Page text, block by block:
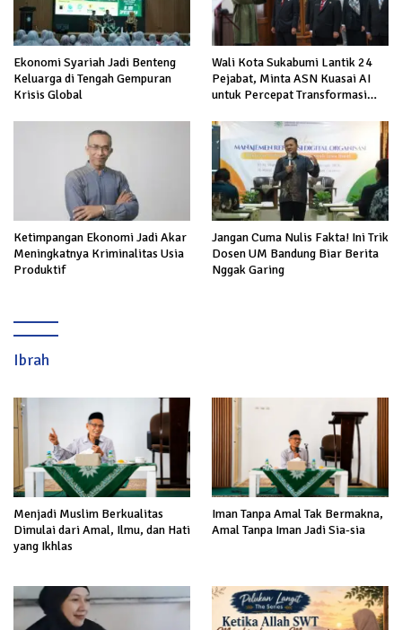
Ekonomi Syariah Jadi Benteng
Keluarga di Tengah Gempuran
Krisis Global
Wali Kota Sukabumi Lantik 24
Pejabat, Minta ASN Kuasai AI
untuk Percepat Transformasi
Ketimpangan Ekonomi Jadi Akar
Meningkatnya Kriminalitas Usia
Produktif
Jangan Cuma Nulis Fakta! Ini Trik
Dosen UM Bandung Biar Berita
Nggak Garing
Ibrah
Menjadi Muslim Berkualitas
Dimulai dari Amal, Ilmu, dan Hati
yang Ikhlas
Iman Tanpa Amal Tak Bermakna,
Amal Tanpa Iman Jadi Sia-sia